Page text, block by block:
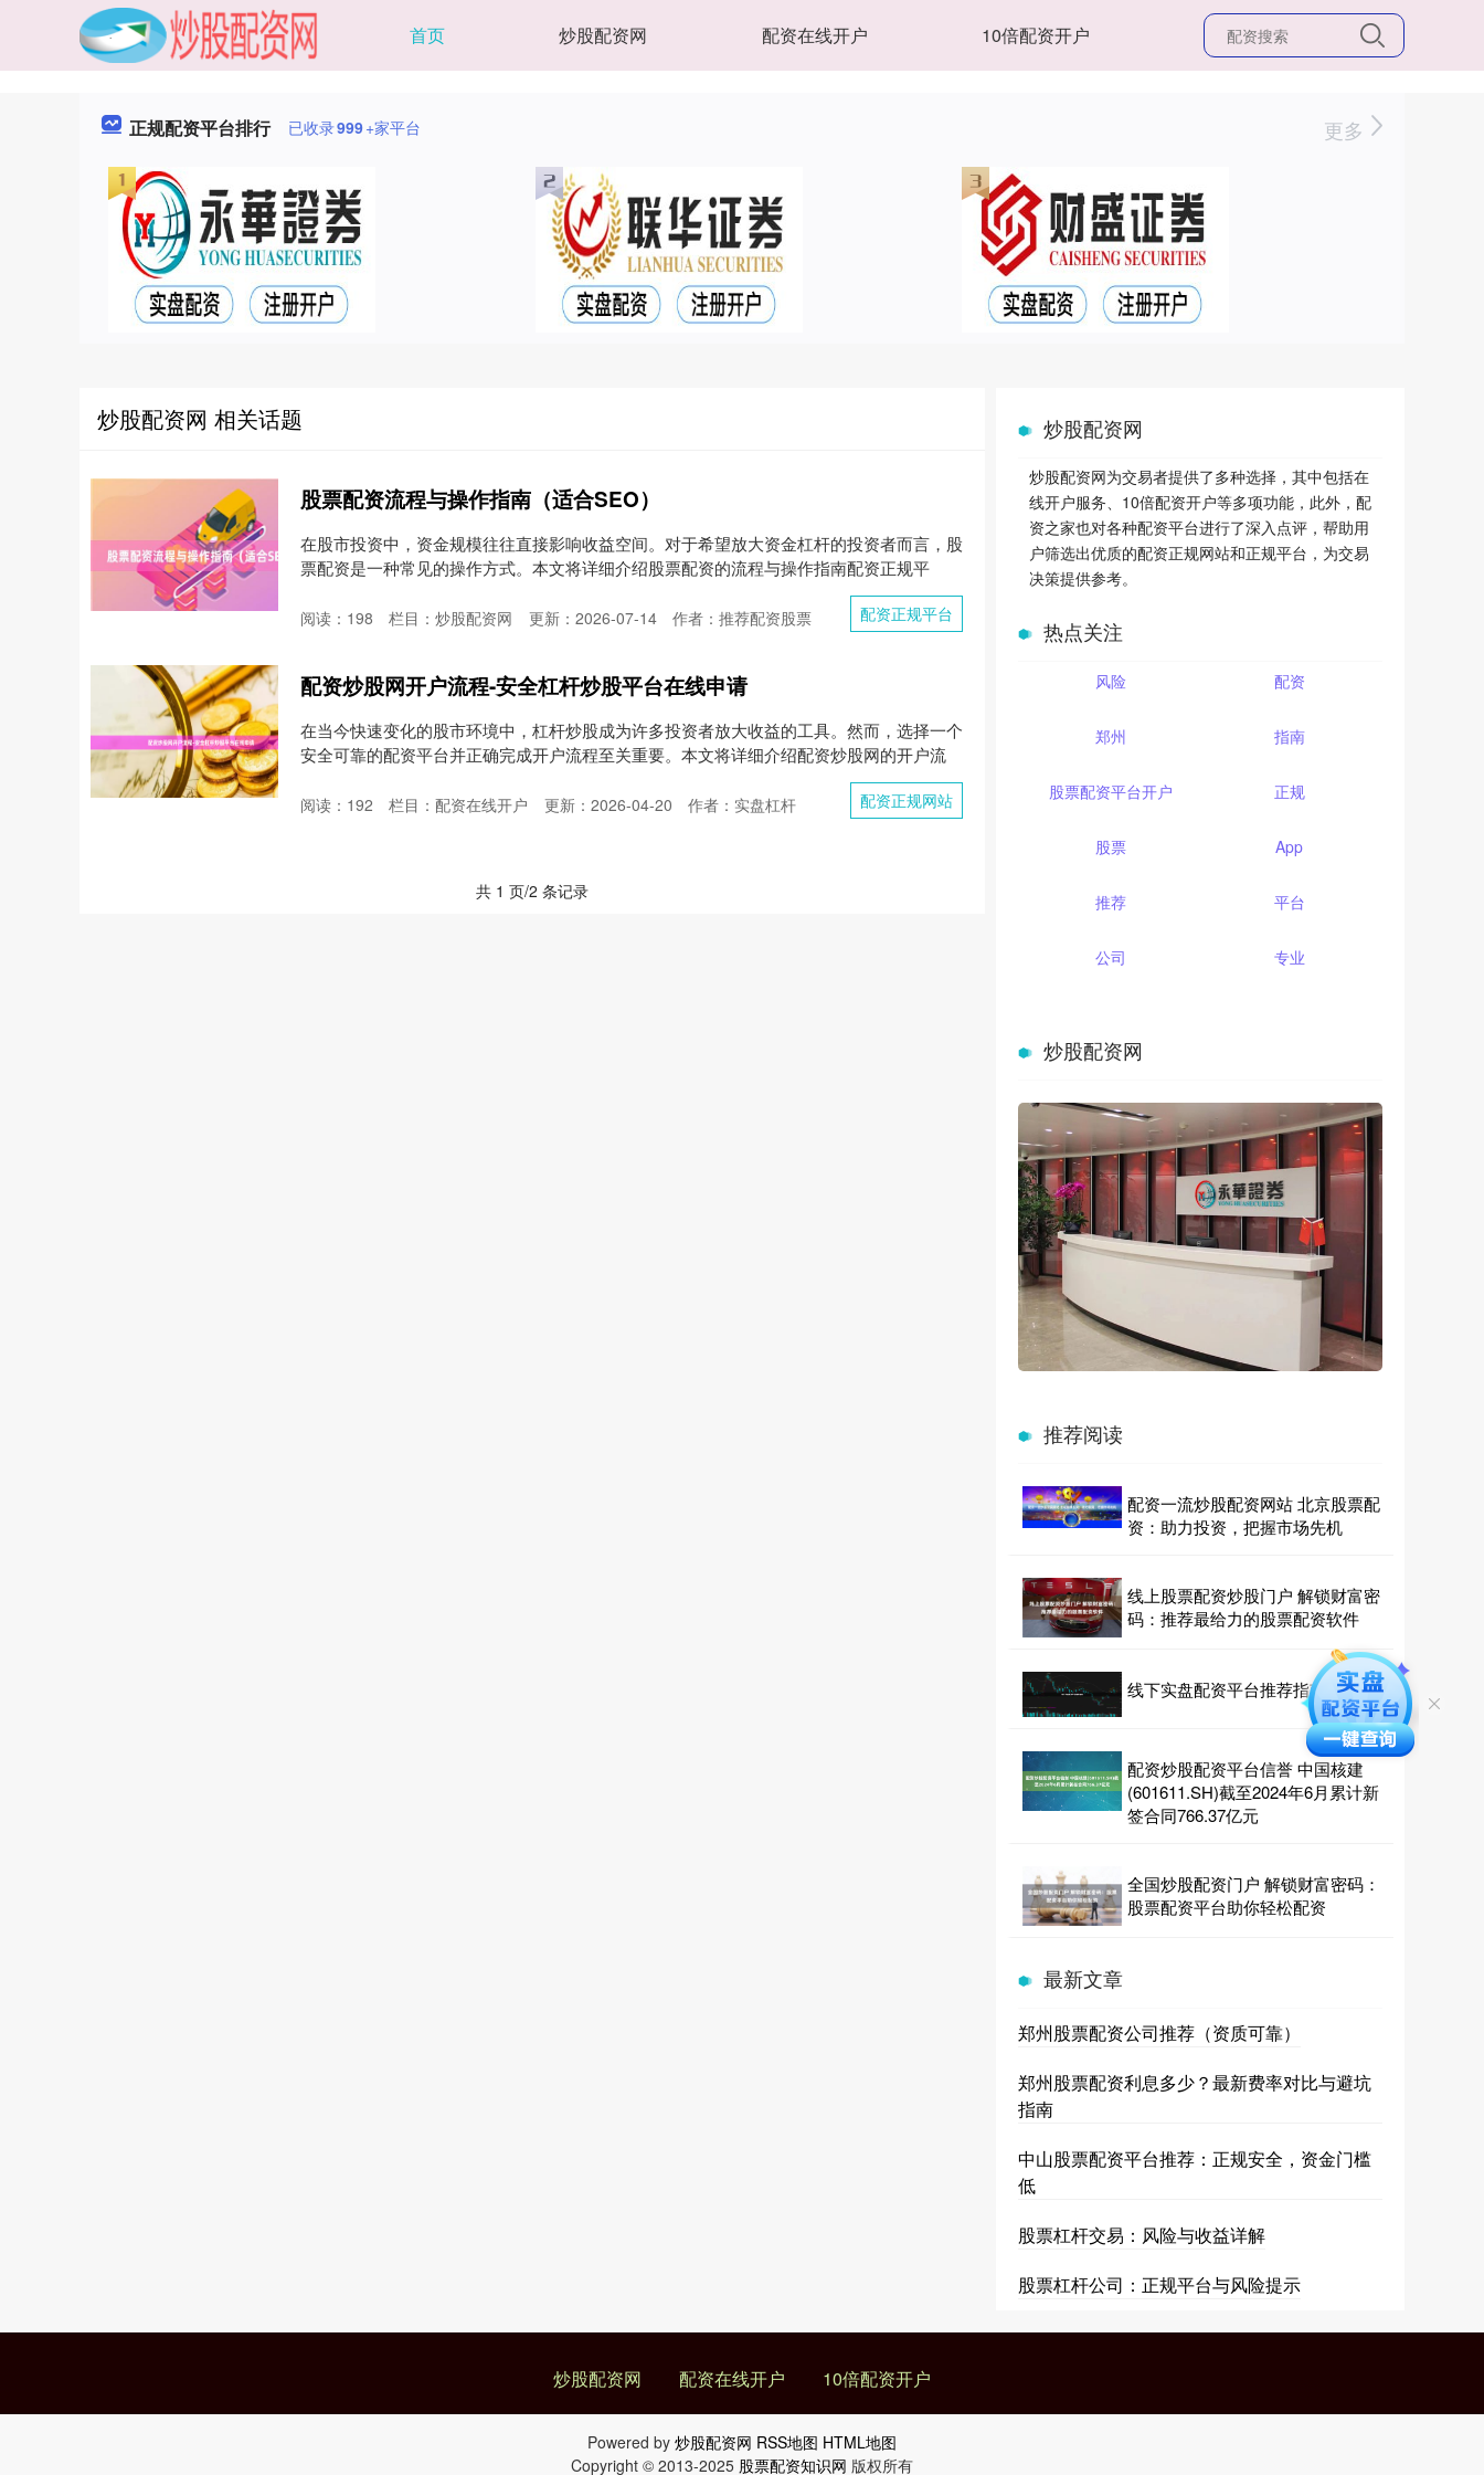
首页 炒股配资网 配资在线开户 10倍配资开户
正规配资平台排行 已收录999+家平台 更多
炒股配资网 相关话题
股票配资流程与操作指南（适合SEO）
在股市投资中，资金规模往往直接影响收益空间。对于希望放大资金杠杆的投资者而言，股
票配资是一种常见的操作方式。本文将详细介绍股票配资的流程与操作指南配资正规平
配资正规平台
更新：2026-07-14 作者：推荐配资股票
阅读： 198 栏目： 炒股配资网
配资炒股网开户流程-安全杠杆炒股平台在线申请
在当今快速变化的股市环境中，杠杆炒股成为许多投资者放大收益的工具。然而，选择一个
安全可靠的配资平台并正确完成开户流程至关重要。本文将详细介绍配资炒股网的开户流
配资正规网站
更新：2026-04-20 作者：实盘杠杆
阅读： 192 栏目： 配资在线开户
共 1 页/2 条记录
炒股配资网
炒股配资网为交易者提供了多种选择，其中包括在
线开户服务、10倍配资开户等多项功能，此外，配
资之家也对各种配资平台进行了深入点评，帮助用
户筛选出优质的配资正规网站和正规平台，为交易
决策提供参考。
热点关注
风险 配资
郑州 指南
股票配资平台开户 正规
股票 App
推荐 平台
公司 专业
炒股配资网
推荐阅读
配资一流炒股配资网站 北京股票配
资：助力投资，把握市场先机
线上股票配资炒股门户 解锁财富密
码：推荐最给力的股票配资软件
线下实盘配资平台推荐指南
配资炒股配资平台信誉 中国核建
(601611.SH)截至2024年6月累计新
签合同766.37亿元
全国炒股配资门户 解锁财富密码：
股票配资平台助你轻松配资
最新文章
郑州股票配资公司推荐（资质可靠）
郑州股票配资利息多少？最新费率对比与避坑
指南
中山股票配资平台推荐：正规安全，资金门槛
低
股票杠杆交易：风险与收益详解
股票杠杆公司：正规平台与风险提示
炒股配资网 配资在线开户 10倍配资开户
Powered by 炒股配资网 RSS地图 HTML地图
Copyright © 2013-2025 股票配资知识网 版权所有